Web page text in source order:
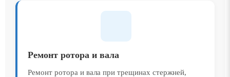
Ремонт ротора и вала
Ремонт ротора и вала при трещинах стержней,